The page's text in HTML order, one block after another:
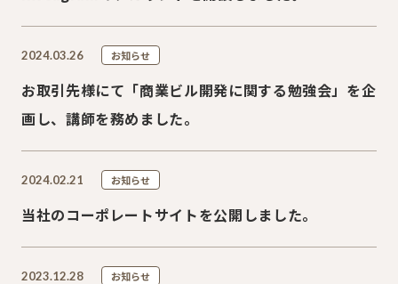
2024.03.26 お知らせ
お取引先様にて「商業ビル開発に関する勉強会」を企
画し、講師を務めました。
2024.02.21 お知らせ
当社のコーポレートサイトを公開しました。
2023.12.28 お知らせ